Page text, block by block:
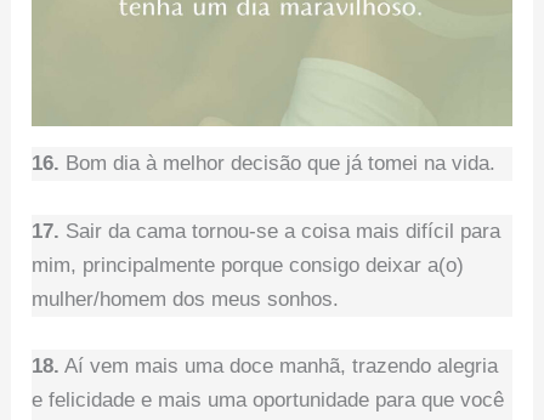
16. Bom dia à melhor decisão que já tomei na vida.
17. Sair da cama tornou-se a coisa mais difícil para
mim, principalmente porque consigo deixar a(o)
mulher/homem dos meus sonhos.
18. Aí vem mais uma doce manhã, trazendo alegria
e felicidade e mais uma oportunidade para que você